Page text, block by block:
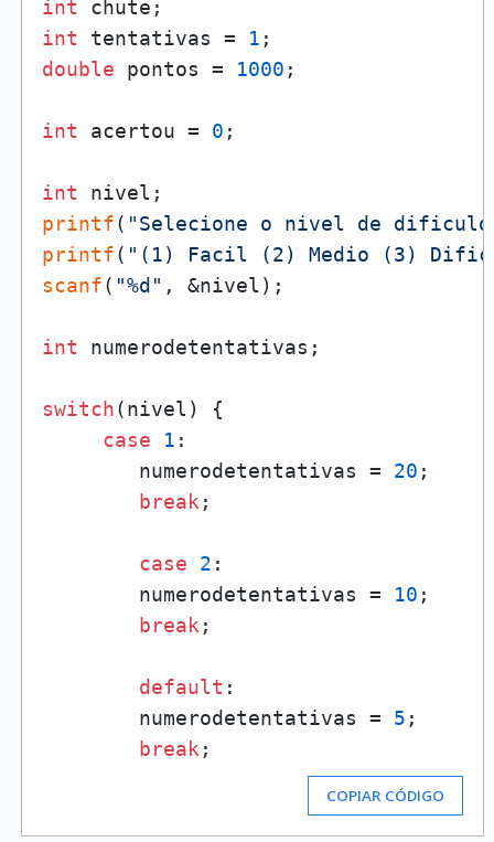
int
int tentativas = 1
double pontos = 1000 ;
int acertou = 0 ;
int
printf( "Selecione o nivel de
printf( "(1) Facil (2) Medio (3)
scanf( "%d" , &nivel);
int numerodetentativas;
switch(nivel) {
case
1 :
        numerodetentativas =
20 ;
break ;
case 2 :
        numerodetentativas =
10 ;
break ;
default :
        numerodetentativas =
5 ;
break
COPIAR CÓDIGO